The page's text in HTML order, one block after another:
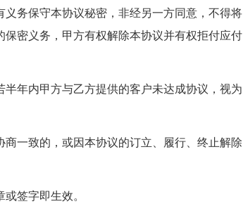
务保守本协议秘密，非经另一方同意，不得将
密义务，甲方有权解除本协议并有权拒付应付
年内甲方与乙方提供的客户未达成协议，视为
一致的，或因本协议的订立、履行、终止解除
签字即生效。